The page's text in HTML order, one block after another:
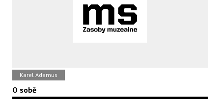
Karel Adamus
O sobě